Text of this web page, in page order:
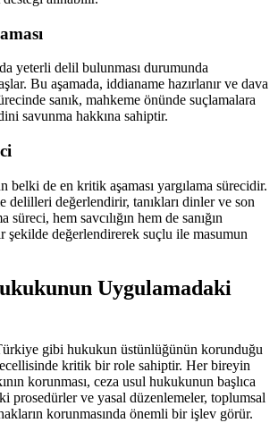
yeterli delil bulunması durumunda
Bu aşamada, iddianame hazırlanır ve dava
sanık, mahkeme önünde suçlamalara
savunma hakkına sahiptir.
belki de en kritik aşaması yargılama sürecidir.
delilleri değerlendirir, tanıkları dinler ve son
süreci, hem savcılığın hem de sanığın
şekilde değerlendirerek suçlu ile masumun
Uygulamadaki
gibi hukukun üstünlüğünün korunduğu
kritik bir role sahiptir. Her bireyin
korunması, ceza usul hukukunun başlıca
prosedürler ve yasal düzenlemeler, toplumsal
korunmasında önemli bir işlev görür.